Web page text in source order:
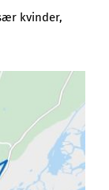
kvinder,